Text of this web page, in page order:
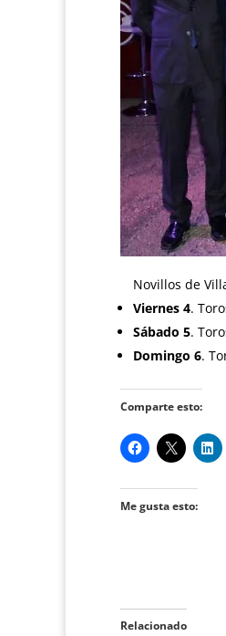
Novillos de
Viernes 4.
Sábado 5.
Domingo 6.
Comparte esto:
Me gusta esto:
Relacionado